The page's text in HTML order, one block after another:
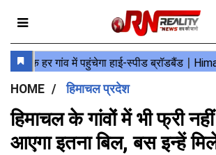
HOME हिमाचल प्रदेश
हिमाचल के गांवों में भी फ्री नहीं
आएगा इतना बिल, बस इन्हें